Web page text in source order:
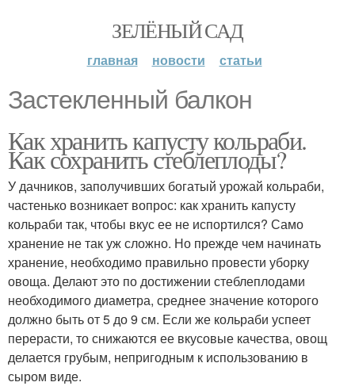
ЗЕЛЁНЫЙ САД
главная новости статьи
Застекленный балкон
Как хранить капусту кольраби.
Как сохранить стеблеплоды?
У дачников, заполучивших богатый урожай кольраби,
частенько возникает вопрос: как хранить капусту
кольраби так, чтобы вкус ее не испортился? Само
хранение не так уж сложно. Но прежде чем начинать
хранение, необходимо правильно провести уборку
овоща. Делают это по достижении стеблеплодами
необходимого диаметра, среднее значение которого
должно быть от 5 до 9 см. Если же кольраби успеет
перерасти, то снижаются ее вкусовые качества, овощ
делается грубым, непригодным к использованию в
сыром виде.